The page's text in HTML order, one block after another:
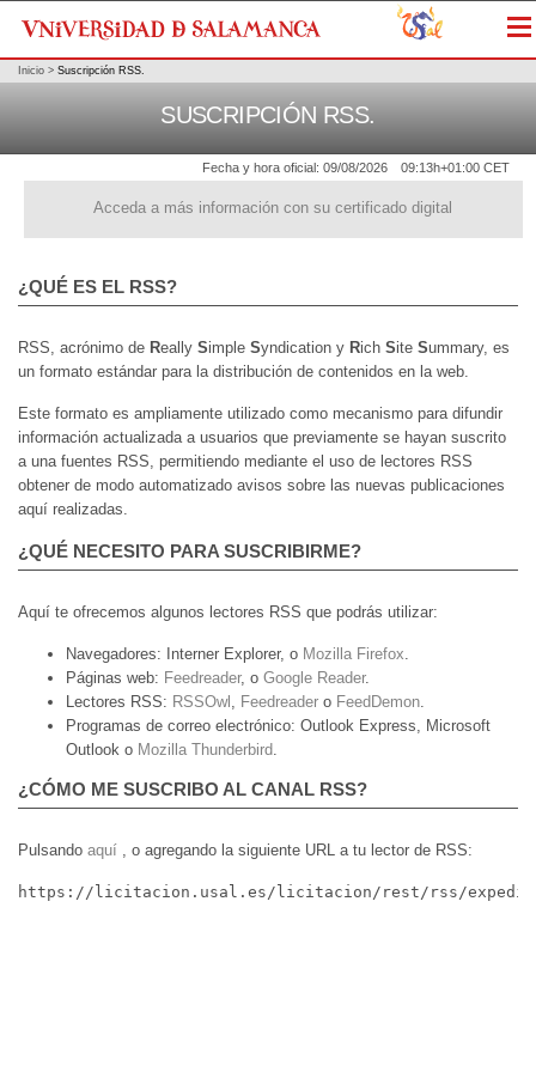
Fecha y hora oficial: 09/08/2026 09:13h+01:00 CET
Acceda a más información con su certificado digital
Inicio > Suscripción RSS.
SUSCRIPCIÓN RSS.
¿QUÉ ES EL RSS?
RSS, acrónimo de Really Simple Syndication y Rich Site Summary, es
un formato estándar para la distribución de contenidos en la web.
Este formato es ampliamente utilizado como mecanismo para difundir
información actualizada a usuarios que previamente se hayan suscrito
a una fuentes RSS, permitiendo mediante el uso de lectores RSS
obtener de modo automatizado avisos sobre las nuevas publicaciones
aquí realizadas.
¿QUÉ NECESITO PARA SUSCRIBIRME?
Aquí te ofrecemos algunos lectores RSS que podrás utilizar:
Navegadores: Interner Explorer, o Mozilla Firefox.
Páginas web: Feedreader, o Google Reader.
Lectores RSS: RSSOwl , Feedreader o FeedDemon.
Programas de correo electrónico: Outlook Express, Microsoft
Outlook o Mozilla Thunderbird.
¿CÓMO ME SUSCRIBO AL CANAL RSS?
Pulsando aquí , o agregando la siguiente URL a tu lector de RSS:
https://licitacion.usal.es/licitacion/rest/rss/